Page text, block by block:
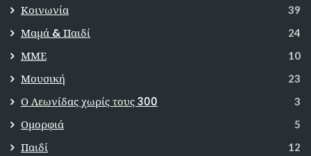
Κοινωνία 39
Μαμά & Παιδί 24
ΜΜΕ 10
Μουσική 23
Ο Λεωνίδας χωρίς τους 300 3
Ομορφιά 5
Παιδί 12